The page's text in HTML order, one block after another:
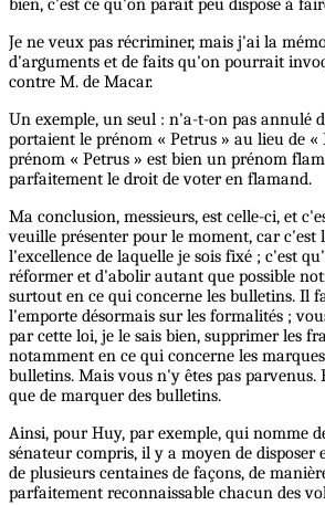
bien, c'est ce qu'on paraît peu disposé à
Je ne veux pas récriminer, mais j'ai la
d'arguments et de faits qu'on pourrait
contre M. de Macar.
Un exemple, un seul : n'a-t-on pas annulé
portaient le prénom « Petrus » au lieu de «
prénom « Petrus » est bien un prénom
parfaitement le droit de voter en flamand.
Ma conclusion, messieurs, est celle-ci, et
veuille présenter pour le moment, car c'est
l'excellence de laquelle je sois fixé ; c'est
réformer et d'abolir autant que possible
surtout en ce qui concerne les bulletins. Il
l'emporte désormais sur les formalités ;
par cette loi, je le sais bien, supprimer les
notamment en ce qui concerne les
bulletins. Mais vous n'y êtes pas parvenus.
que de marquer des bulletins.
Ainsi, pour Huy, par exemple, qui nomme
sénateur compris, il y a moyen de disposer
de plusieurs centaines de façons, de
parfaitement reconnaissable chacun des